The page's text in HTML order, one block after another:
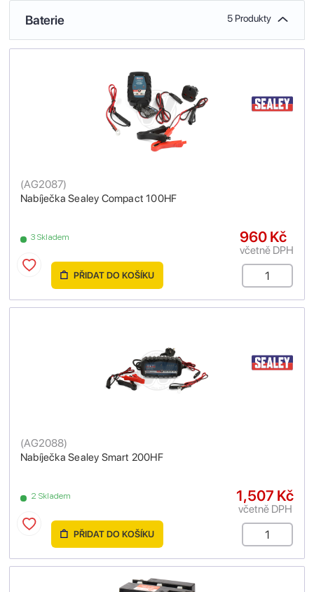
Baterie 5 Produkty
Nabíječka Sealey Compact 100HF
(AG2087)
3 Skladem 960 Kč
včetně DPH
PŘIDAT DO KOŠÍKU
Nabíječka Sealey Smart 200HF
(AG2088)
2 Skladem 1,507 Kč
včetně DPH
PŘIDAT DO KOŠÍKU